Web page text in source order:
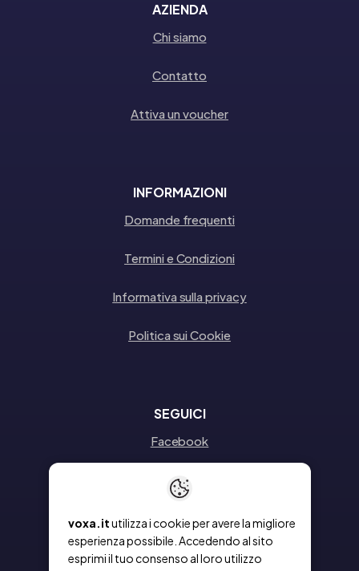
voxa.itutilizza i cookie per avere la migliore
esperienza possibile. Accedendo al sito
esprimi il tuo consenso al loro utilizzo
AZIENDA
Chi siamo
Contatto
Attiva un voucher
INFORMAZIONI
Domande frequenti
Termini e Condizioni
Informativa sulla privacy
Politica sui Cookie
SEGUICI
Facebook
Instagram
Linkedin